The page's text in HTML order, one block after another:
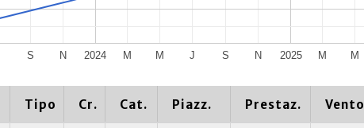
2024 2025
S N M M J S N M M
Tipo Cr. Cat. Piazz. Prestaz. Vento